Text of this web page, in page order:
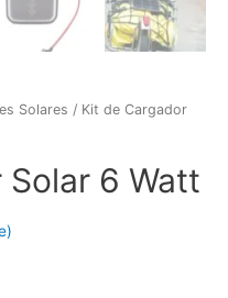
Solares / Kit de Cargador
6 Watt